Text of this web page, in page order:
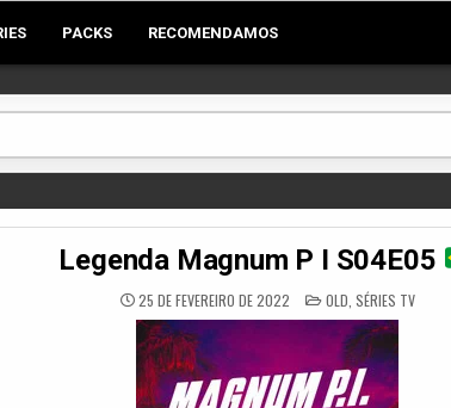
PACKS RECOMENDAMOS
Legenda Magnum P I S04E05
25 DE FEVEREIRO DE 2022 POSTED
IN
OLD SÉRIES TV